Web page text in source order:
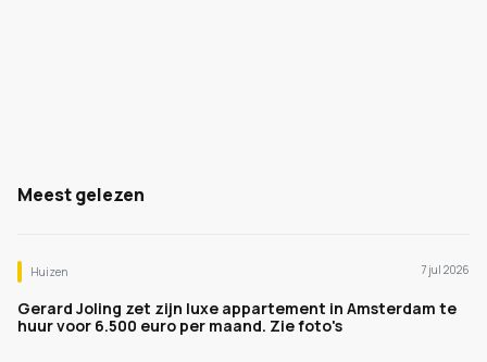
Meest gelezen
Huizen 7 jul 2026
Gerard Joling zet zijn luxe appartement in Amsterdam te
huur voor 6.500 euro per maand. Zie foto's